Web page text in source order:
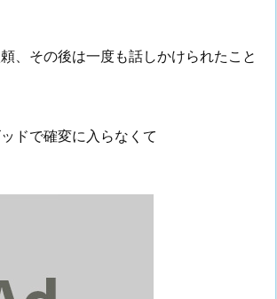
、その後は一度も話しかけられたこと
ドで確変に入らなくて